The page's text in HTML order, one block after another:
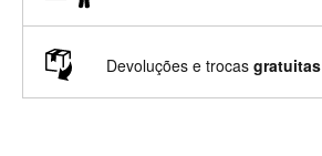
Devoluções e trocas gratuitas